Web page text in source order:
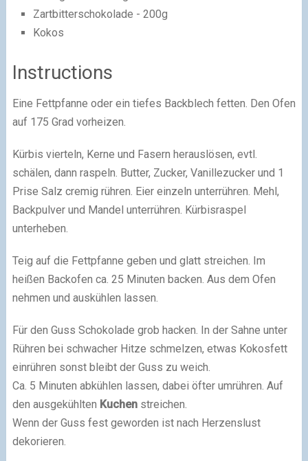
Zartbitterschokolade - 200g
Kokos
Instructions
Eine Fettpfanne oder ein tiefes Backblech fetten. Den Ofen
auf 175 Grad vorheizen.
Kürbis vierteln, Kerne und Fasern herauslösen, evtl.
schälen, dann raspeln. Butter, Zucker, Vanillezucker und 1
Prise Salz cremig rühren. Eier einzeln unterrühren. Mehl,
Backpulver und Mandel unterrühren. Kürbisraspel
unterheben.
Teig auf die Fettpfanne geben und glatt streichen. Im
heißen Backofen ca. 25 Minuten backen. Aus dem Ofen
nehmen und auskühlen lassen.
Für den Guss Schokolade grob hacken. In der Sahne unter
Rühren bei schwacher Hitze schmelzen, etwas Kokosfett
einrühren sonst bleibt der Guss zu weich.
Ca. 5 Minuten abkühlen lassen, dabei öfter umrühren. Auf
den ausgekühlten Kuchenstreichen.
Wenn der Guss fest geworden ist nach Herzenslust
dekorieren.